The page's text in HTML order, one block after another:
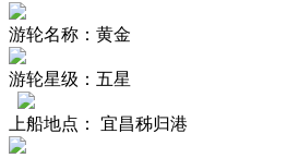
游轮名称： 黄金
游轮星级： 五星
上船地点： 宜昌秭归港